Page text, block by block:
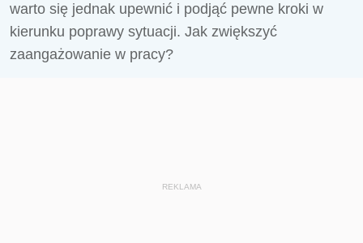
warto się jednak upewnić i podjąć pewne kroki w
kierunku poprawy sytuacji. Jak zwiększyć
zaangażowanie w pracy?
REKLAMA